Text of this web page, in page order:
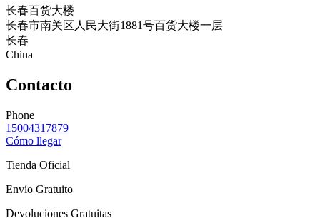
长春百货大楼
长春市南关区人民大街1881号百货大楼一层
长春
China
Contacto
Phone
15004317879
Cómo llegar
Tienda Oficial
Envío Gratuito
Devoluciones Gratuitas